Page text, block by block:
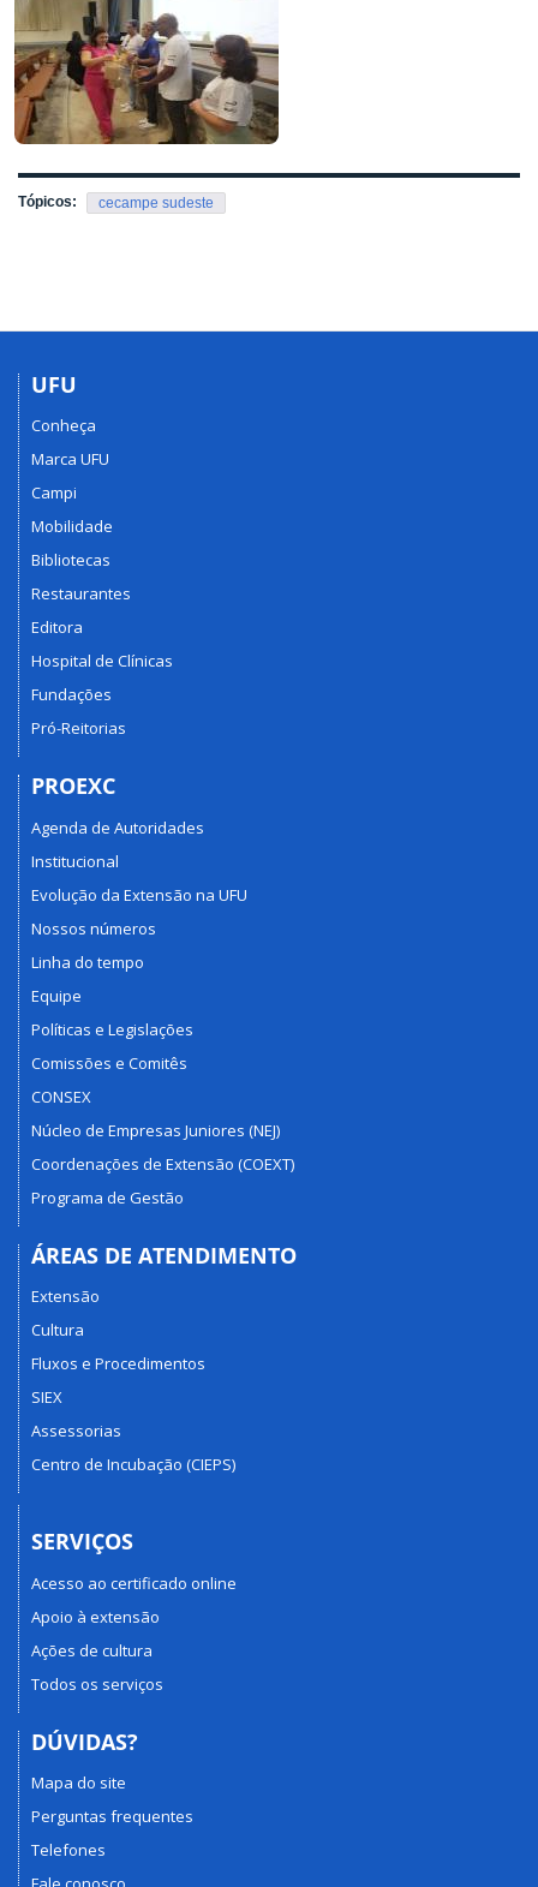
Tópicos: cecampe sudeste
UFU
Conheça
Marca UFU
Campi
Mobilidade
Bibliotecas
Restaurantes
Editora
Hospital de Clínicas
Fundações
Pró-Reitorias
PROEXC
Agenda de Autoridades
Institucional
Evolução da Extensão na UFU
Nossos números
Linha do tempo
Equipe
Políticas e Legislações
Comissões e Comitês
CONSEX
Núcleo de Empresas Juniores (NEJ)
Coordenações de Extensão (COEXT)
Programa de Gestão
ÁREAS DE ATENDIMENTO
Extensão
Cultura
Fluxos e Procedimentos
SIEX
Assessorias
Centro de Incubação (CIEPS)
SERVIÇOS
Acesso ao certificado online
Apoio à extensão
Ações de cultura
Todos os serviços
DÚVIDAS?
Mapa do site
Perguntas frequentes
Telefones